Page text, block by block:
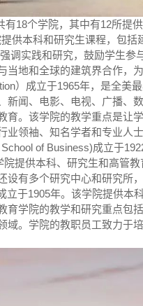
18个学院，其中有12所提
供本科和研究生课程，包
调实践和研究，鼓励学生参
当地和全球的建筑界合作，
）成立于1965年，是全美
新闻、电影、电视、广播、
育。该学院的教学重点是让
业领袖、知名学者和专业人
of Business)成立于
提供本科、研究生和高管
设有多个研究中心和研究所
于1905年。该学院提供本
育学院的教学和研究重点包
域。学院的教职员工致力于